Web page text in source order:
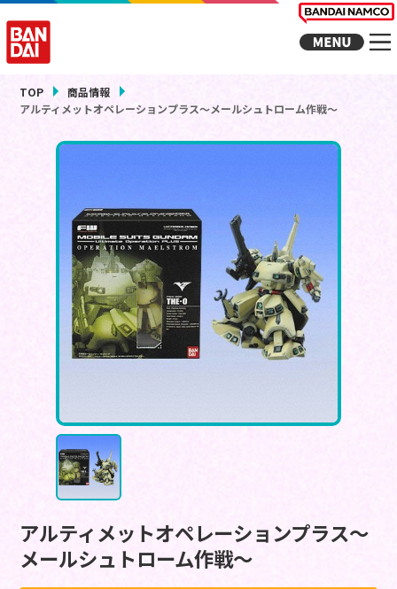
TOP
商品情報
アルティメットオペレーションプラス～メールシュトローム作戦～
アルティメットオペレーションプラス～
メールシュトローム作戦～